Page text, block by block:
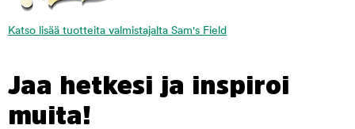
Katso lisää tuotteita valmistajalta Sam's Field
Jaa hetkesi ja inspiroi
muita!